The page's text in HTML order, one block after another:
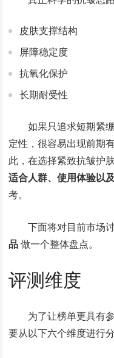
皮肤支撑结构
屏障稳定度
抗氧化保护
长期耐受性
如果只追求短期紧
定性，很容易出现前期
此，在选择紧致抗皱护
适合人群、使用体验以
考。
下面将对目前市场
品做一个整体盘点。
评测维度
为了让榜单更具有
要从以下六个维度进行